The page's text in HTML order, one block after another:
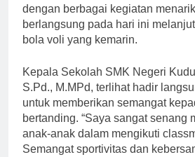
dengan berbagai kegiatan
berlangsung pada hari ini
bola voli yang kemarin.
Kepala Sekolah SMK Negeri
S.Pd., M.MPd, terlihat hadir
untuk memberikan semangat
bertanding. “Saya sangat senang
anak-anak dalam mengikuti
Semangat sportivitas dan